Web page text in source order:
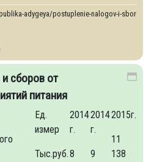
adygeya/postuplenie-nalogov-i-sborov-v-
сборов от
питания
Ед.
измер
Тыс.руб.
2014
г.
8
2014
г.
9
2015г.
11
138